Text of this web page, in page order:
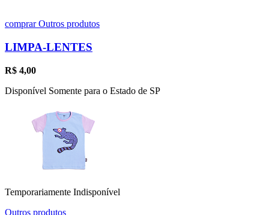
comprarOutros produtos
LIMPA-LENTES
R$ 4,00
Disponível Somente para o Estado de SP
Temporariamente Indisponível
Outros produtos